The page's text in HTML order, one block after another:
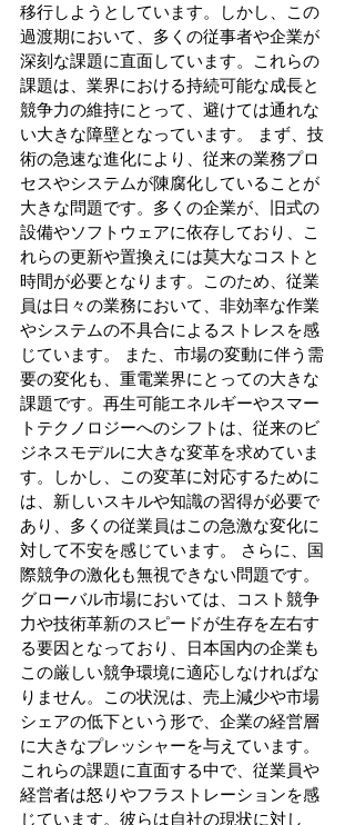
移行しようとしています。しかし、この
過渡期において、多くの従事者や企業が
深刻な課題に直面しています。これらの
課題は、業界における持続可能な成長と
競争力の維持にとって、避けては通れな
い大きな障壁となっています。 まず、技
術の急速な進化により、従来の業務プロ
セスやシステムが陳腐化していることが
大きな問題です。多くの企業が、旧式の
設備やソフトウェアに依存しており、こ
れらの更新や置換えには莫大なコストと
時間が必要となります。このため、従業
員は日々の業務において、非効率な作業
やシステムの不具合によるストレスを感
じています。 また、市場の変動に伴う需
要の変化も、重電業界にとっての大きな
課題です。再生可能エネルギーやスマー
トテクノロジーへのシフトは、従来のビ
ジネスモデルに大きな変革を求めていま
す。しかし、この変革に対応するために
は、新しいスキルや知識の習得が必要で
あり、多くの従業員はこの急激な変化に
対して不安を感じています。 さらに、国
際競争の激化も無視できない問題です。
グローバル市場においては、コスト競争
力や技術革新のスピードが生存を左右す
る要因となっており、日本国内の企業も
この厳しい競争環境に適応しなければな
りません。この状況は、売上減少や市場
シェアの低下という形で、企業の経営層
に大きなプレッシャーを与えています。
これらの課題に直面する中で、従業員や
経営者は怒りやフラストレーションを感
じています。彼らは自社の現状に対し